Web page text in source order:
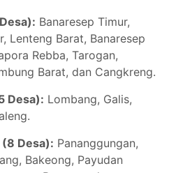
Banaresep Timur,
Lenteng Barat, Banaresep
Rebba, Tarogan,
Barat, dan Cangkreng.
Desa): Lombang, Galis,
Desa): Pananggungan,
Bakeong, Payudan